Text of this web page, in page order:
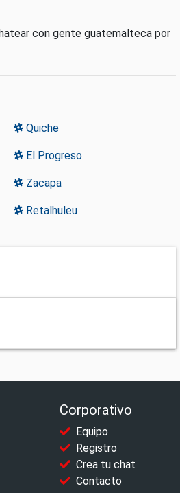
con gente guatemalteca por
Quiche
El Progreso
Zacapa
Retalhuleu
Corporativo
Equipo
Registro
Crea tu chat
Contacto